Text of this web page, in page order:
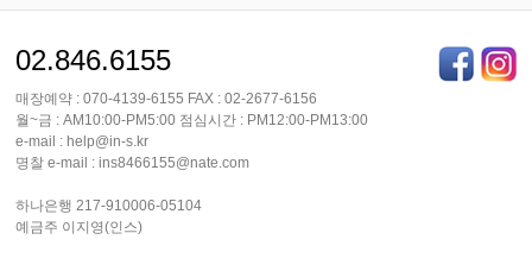
02.846.6155
매장예약 : 070-4139-6155 FAX : 02-2677-6156
월~금 : AM10:00-PM5:00 점심시간 : PM12:00-PM13:00
e-mail : help@in-s.kr
명찰 e-mail : ins8466155@nate.com
하나은행 217-910006-05104
예금주 이지영(인스)